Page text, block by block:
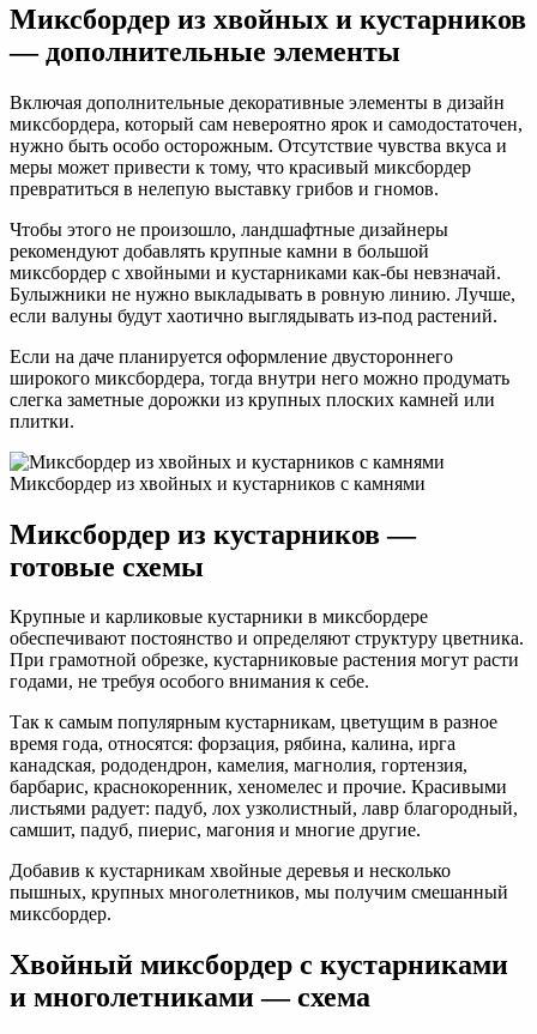
Миксбордер из хвойных и кустарников
— дополнительные элементы
Включая дополнительные декоративные элементы в дизайн
миксбордера, который сам невероятно ярок и самодостаточен,
нужно быть особо осторожным. Отсутствие чувства вкуса и
меры может привести к тому, что красивый миксбордер
превратиться в нелепую выставку грибов и гномов.
Чтобы этого не произошло, ландшафтные дизайнеры
рекомендуют добавлять крупные камни в большой
миксбордер с хвойными и кустарниками как-бы невзначай.
Булыжники не нужно выкладывать в ровную линию. Лучше,
если валуны будут хаотично выглядывать из-под растений.
Если на даче планируется оформление двустороннего
широкого миксбордера, тогда внутри него можно продумать
слегка заметные дорожки из крупных плоских камней или
плитки.
Миксбордер из хвойных и кустарников с камнями
Миксбордер из кустарников —
готовые схемы
Крупные и карликовые кустарники в миксбордере
обеспечивают постоянство и определяют структуру цветника.
При грамотной обрезке, кустарниковые растения могут расти
годами, не требуя особого внимания к себе.
Так к самым популярным кустарникам, цветущим в разное
время года, относятся: форзация, рябина, калина, ирга
канадская, рододендрон, камелия, магнолия, гортензия,
барбарис, краснокоренник, хеномелес и прочие. Красивыми
листьями радует: падуб, лох узколистный, лавр благородный,
самшит, падуб, пиерис, магония и многие другие.
Добавив к кустарникам хвойные деревья и несколько
пышных, крупных многолетников, мы получим смешанный
миксбордер.
Хвойный миксбордер с кустарниками
и многолетниками — схема